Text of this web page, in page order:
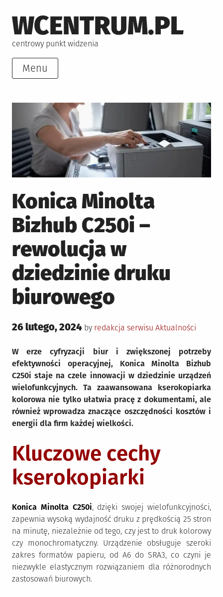
to
content
WCENTRUM.PL
centrowy punkt widzenia
Menu
Konica Minolta
Bizhub C250i –
rewolucja w
dziedzinie druku
biurowego
Posted
26 lutego, 2024 by redakcja serwisu Posted
Aktualności
W erze cyfryzacji biur i zwiększonej potrzeby
efektywności operacyjnej, Konica Minolta Bizhub
C250i staje na czele innowacji w dziedzinie urządzeń
wielofunkcyjnych. Ta zaawansowana kserokopiarka
kolorowa nie tylko ułatwia pracę z dokumentami, ale
również wprowadza znaczące oszczędności kosztów i
energii dla firm każdej wielkości.
Kluczowe cechy
kserokopiarki
Konica Minolta C250i, dzięki swojej wielofunkcyjności,
zapewnia wysoką wydajność druku z prędkością 25 stron
na minutę, niezależnie od tego, czy jest to druk kolorowy
czy monochromatyczny. Urządzenie obsługuje szeroki
zakres formatów papieru, od A6 do SRA3, co czyni je
niezwykle elastycznym rozwiązaniem dla różnorodnych
zastosowań biurowych.